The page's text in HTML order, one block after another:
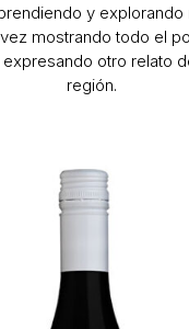
y explorando
mostrando todo el
otro relato
región.